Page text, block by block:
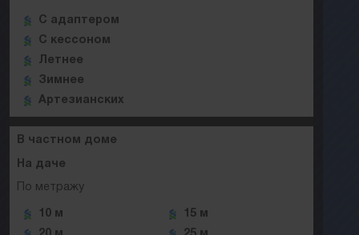
C адаптером
C кессоном
Летнее
Зимнее
Артезианских
В частном доме
На даче
По метражу
10 м
15 м